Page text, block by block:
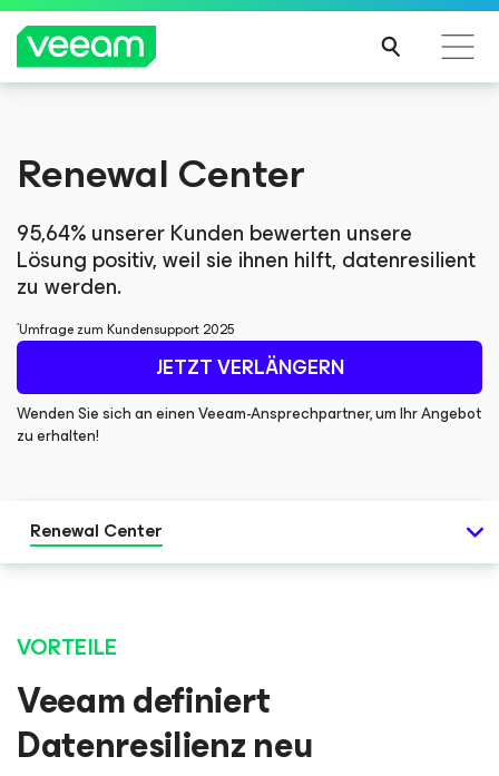
Update von CrowdStrike betroffen sind
MEH
R
ERFA
HRE
N
Update von CrowdStrike betroffen sind
MEH
R
ERFA
HRE
N
Renewal Center
95,64% unserer Kunden bewerten unsere
Lösung positiv, weil sie ihnen hilft, datenresilient
zu werden.
*Umfrage zum Kundensupport 2025
JETZT VERLÄNGERN
Wenden Sie sich an einen Veeam-Ansprechpartner, um Ihr Angebot
zu erhalten!
Renewal Center
VORTEILE
Veeam definiert
Datenresilienz neu